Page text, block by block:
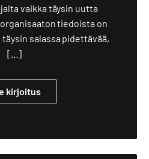
vaikka täysin uutta
tiedoista on
salassa pidettävää,
[…]
kirjoitus